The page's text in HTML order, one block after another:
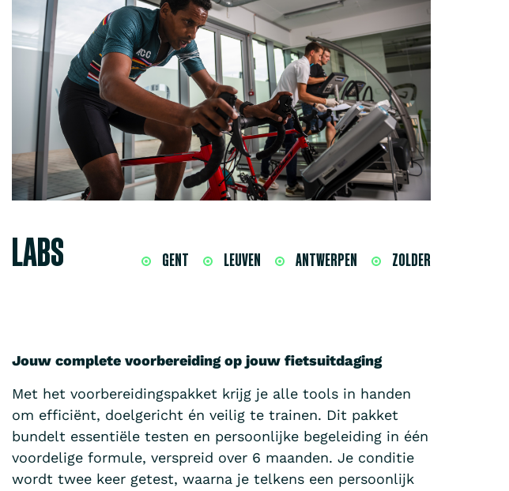
LABS GENT LEUVEN ANTWERPEN ZOLDER
Jouw complete voorbereiding op jouw fietsuitdaging
Met het voorbereidingspakket krijg je alle tools in handen
om efficiënt, doelgericht én veilig te trainen. Dit pakket
bundelt essentiële testen en persoonlijke begeleiding in één
voordelige formule, verspreid over 6 maanden. Je conditie
wordt twee keer getest, waarna je telkens een persoonlijk